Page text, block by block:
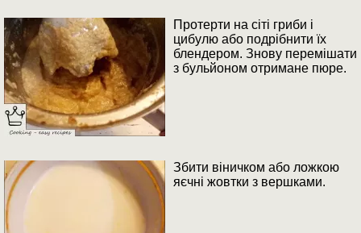
Протерти на сіті гриби і
цибулю або подрібнити їх
блендером. Знову перемішати
з бульйоном отримане пюре.
Збити віничком або ложкою
яєчні жовтки з вершками.